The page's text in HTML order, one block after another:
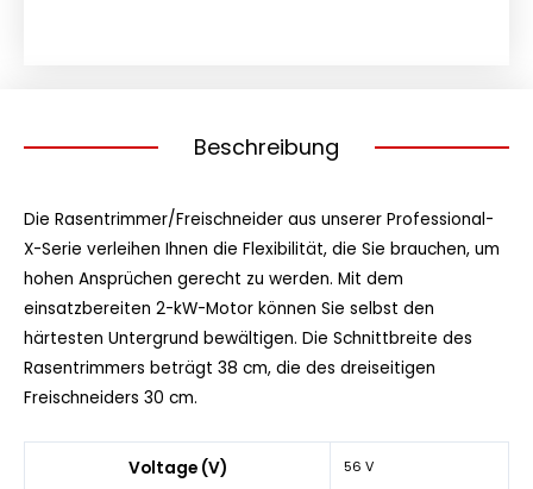
Beschreibung
Die Rasentrimmer/Freischneider aus unserer Professional-
X-Serie verleihen Ihnen die Flexibilität, die Sie brauchen, um
hohen Ansprüchen gerecht zu werden. Mit dem
einsatzbereiten 2-kW-Motor können Sie selbst den
härtesten Untergrund bewältigen. Die Schnittbreite des
Rasentrimmers beträgt 38 cm, die des dreiseitigen
Freischneiders 30 cm.
Voltage (V) 56 V